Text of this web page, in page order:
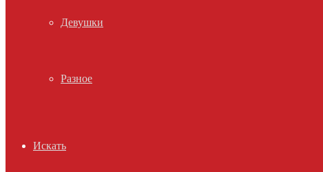
Девушки
Разное
Искать